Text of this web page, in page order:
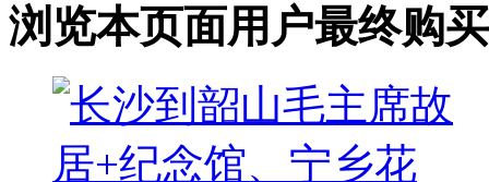
浏览本页面用户最终购买